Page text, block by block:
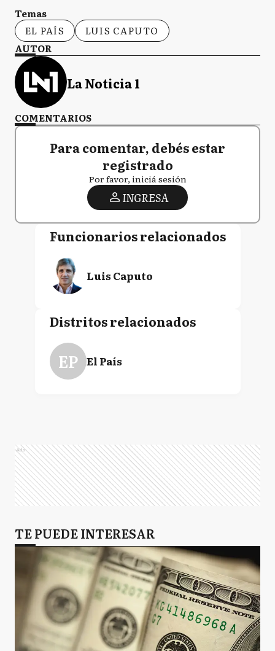
Temas
EL PAÍS
LUIS CAPUTO
AUTOR
La Noticia 1
COMENTARIOS
Para comentar, debés estar
registrado
Por favor, iniciá sesión
INGRESA
Funcionarios relacionados
Luis Caputo
Distritos relacionados
EP El País
Ads
TE PUEDE INTERESAR